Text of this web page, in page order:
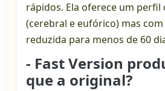
rápidos. Ela oferece um
(cerebral e eufórico) mas
reduzida para menos de 60
- Fast Version
que a original?